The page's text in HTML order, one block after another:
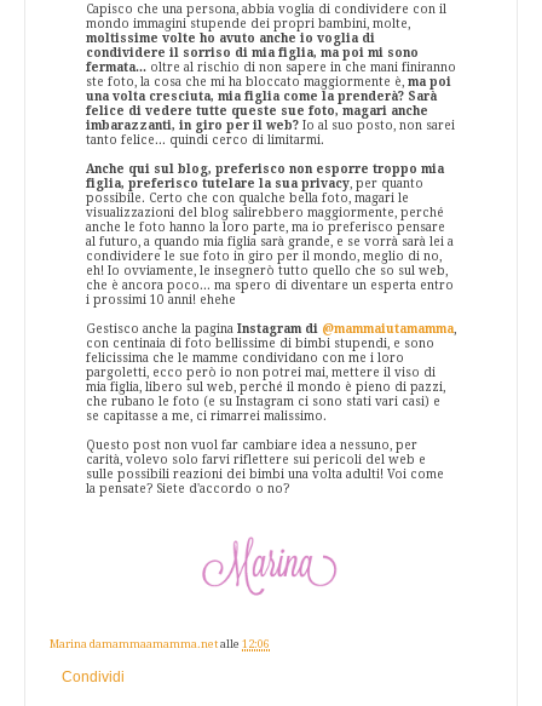
Capisco che una persona, abbia voglia di condividere con il
mondo immagini stupende dei propri bambini, molte,
moltissime volte ho avuto anche io voglia di
condividere il sorriso di mia figlia, ma poi mi sono
fermata... oltre al rischio di non sapere in che mani finiranno
ste foto, la cosa che mi ha bloccato maggiormente è, ma poi
una volta cresciuta, mia figlia come la prenderà? Sarà
felice di vedere tutte queste sue foto, magari anche
imbarazzanti, in giro per il web? Io al suo posto, non sarei
tanto felice... quindi cerco di limitarmi.
Anche qui sul blog, preferisco non esporre troppo mia
figlia, preferisco tutelare la sua privacy , per quanto
possibile. Certo che con qualche bella foto, magari le
visualizzazioni del blog salirebbero maggiormente, perché
anche le foto hanno la loro parte, ma io preferisco pensare
al futuro, a quando mia figlia sarà grande, e se vorrà sarà lei a
condividere le sue foto in giro per il mondo, meglio di no,
eh! Io ovviamente, le insegnerò tutto quello che so sul web,
che è ancora poco... ma spero di diventare un esperta entro
i prossimi 10 anni! ehehe
Gestisco anche la pagina Instagram di @mammaiutamamma
con centinaia di foto bellissime di bimbi stupendi, e sono
felicissima che le mamme condividano con me i loro
pargoletti, ecco però io non potrei mai, mettere il viso di
mia figlia, libero sul web, perché il mondo è pieno di pazzi,
che rubano le foto (e su Instagram ci sono stati vari casi) e
se capitasse a me, ci rimarrei malissimo.
Questo post non vuol far cambiare idea a nessuno, per
carità, volevo solo farvi riflettere sui pericoli del web e
sulle possibili reazioni dei bimbi una volta adulti! Voi come
la pensate? Siete d'accordo o no?
Marina damammaamamma.net alle 12:06
Condividi